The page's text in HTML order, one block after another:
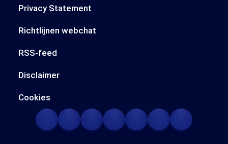
Privacy Statement
Richtlijnen webchat
RSS-feed
Disclaimer
Cookies